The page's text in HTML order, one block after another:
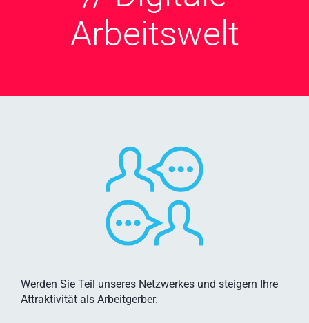
Arbeitswelt
Werden Sie Teil unseres Netzwerkes und steigern Ihre
Attraktivität als Arbeitgerber.